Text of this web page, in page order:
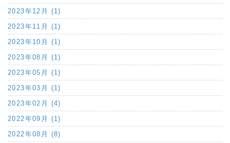
2023年12月 (1)
2023年11月 (1)
2023年10月 (1)
2023年08月 (1)
2023年05月 (1)
2023年03月 (1)
2023年02月 (4)
2022年09月 (1)
2022年08月 (8)